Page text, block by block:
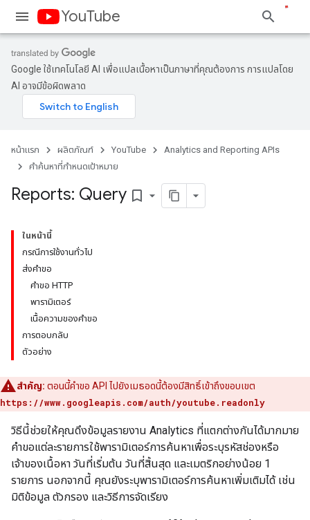
YouTube
Google ใช้เทคโนโลยี AI เพื่อแปลเนื้อหาเป็นภาษาที่คุณต้องการ การแปลโดย
AI อาจมีข้อผิดพลาด
หน้าแรก ผลิตภัณฑ์ YouTube
Analytics and Reporting APIs
คําค้นหาที่กําหนดเป้าหมาย
Reports: Query bookmark_border
ในหน้านี้
กรณีการใช้งานทั่วไป
ส่งคำขอ
คำขอ HTTP
พารามิเตอร์
เนื้อความของคำขอ
การตอบกลับ
ตัวอย่าง
สำคัญ: ตอนนี้คำขอ API ไปยังเมธอดนี้ต้องมีสิทธิ์เข้าถึงขอบเขต
https://www.googleapis.com/auth/youtube.readonly
วิธีนี้ช่วยให้คุณดึงข้อมูลรายงาน Analytics ที่แตกต่างกันได้มากมาย
คำขอแต่ละรายการใช้พารามิเตอร์การค้นหาเพื่อระบุรหัสช่องหรือ
เจ้าของเนื้อหา วันที่เริ่มต้น วันที่สิ้นสุด และเมตริกอย่างน้อย 1
รายการ นอกจากนี้ คุณยังระบุพารามิเตอร์การค้นหาเพิ่มเติมได้ เช่น
มิติข้อมูล ตัวกรอง และวิธีการจัดเรียง